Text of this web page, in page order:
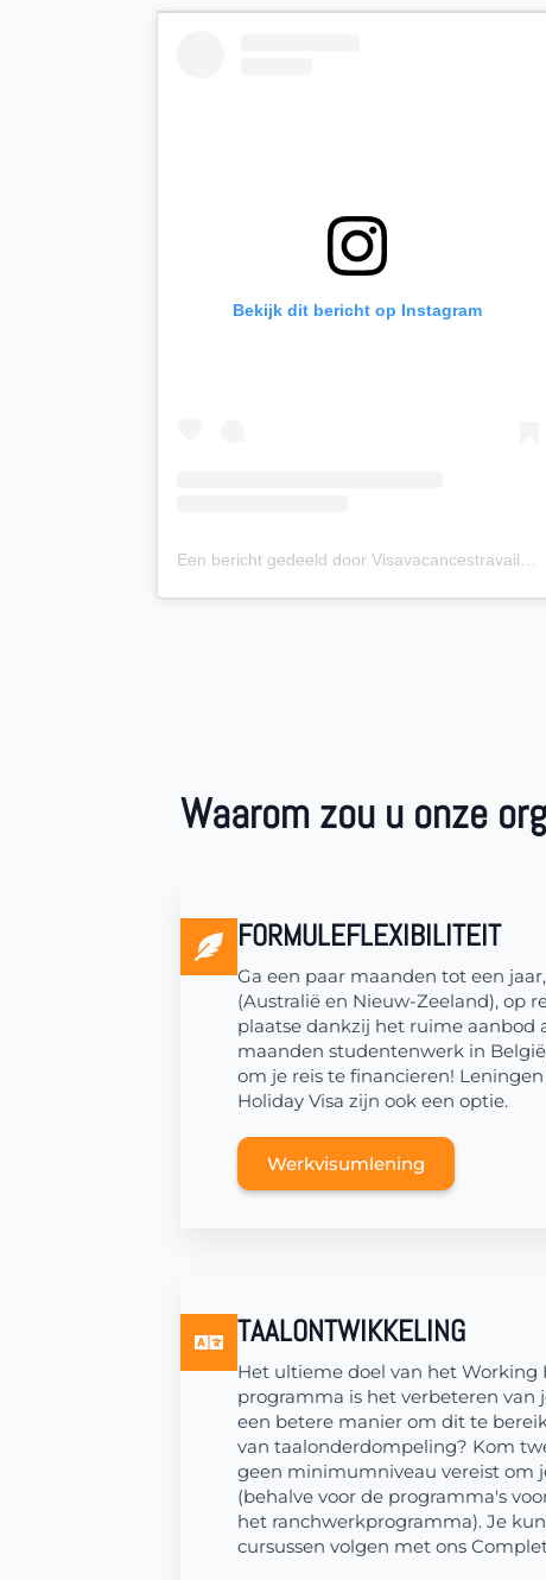
Bekijk dit bericht op Instagram
Een bericht gedeeld door Visavacancestravail.be (@visa_vacances_travail)
Waarom zou u onze
FORMULEFLEXIBILITEIT
Ga een paar maanden tot een
(Australië en Nieuw-Zeeland), op
plaatse dankzij het ruime aanbod
maanden studentenwerk in
om je reis te financieren!
Holiday Visa zijn ook een optie.
Werkvisumlening
TAALONTWIKKELING
Het ultieme doel van het Working
programma is het verbeteren van
een betere manier om dit te
van taalonderdompeling? Kom
geen minimumniveau vereist om
(behalve voor de programma's
het ranchwerkprogramma). Je
cursussen volgen met ons